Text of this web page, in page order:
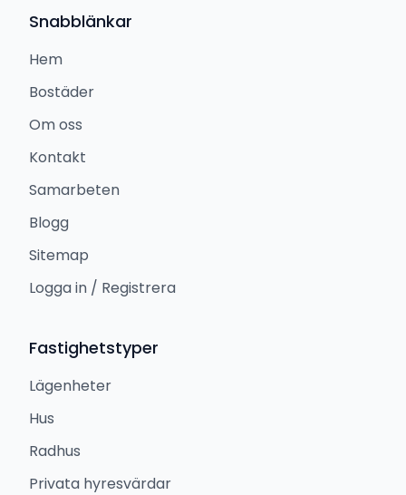
Snabblänkar
Hem
Bostäder
Om oss
Kontakt
Samarbeten
Blogg
Sitemap
Logga in / Registrera
Fastighetstyper
Lägenheter
Hus
Radhus
Privata hyresvärdar